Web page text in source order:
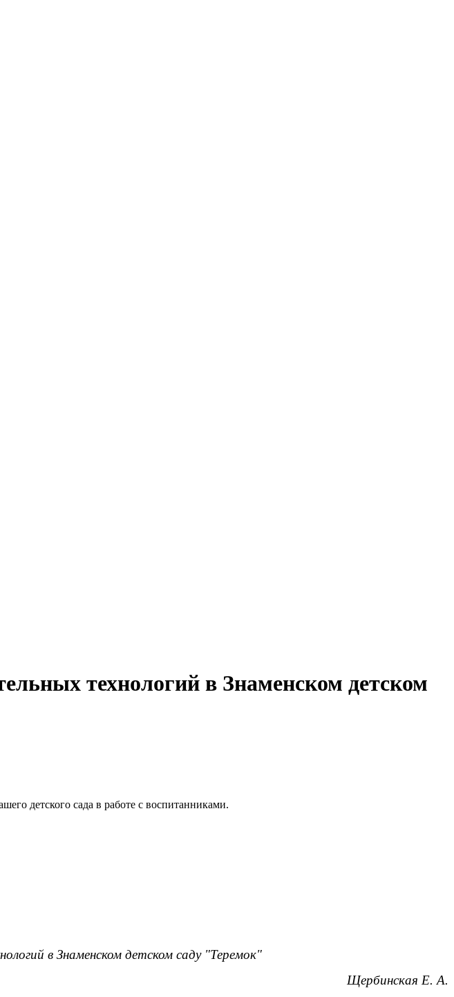
технологий в Знаменском детском
детского сада в работе с воспитанниками.
в Знаменском детском саду "Теремок"
Щербинская Е. А.